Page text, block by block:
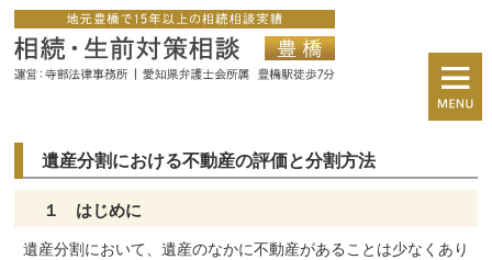
遺産分割における不動産の評価と分割方法
１ はじめに
遺産分割において、遺産のなかに不動産があることは少なくあり